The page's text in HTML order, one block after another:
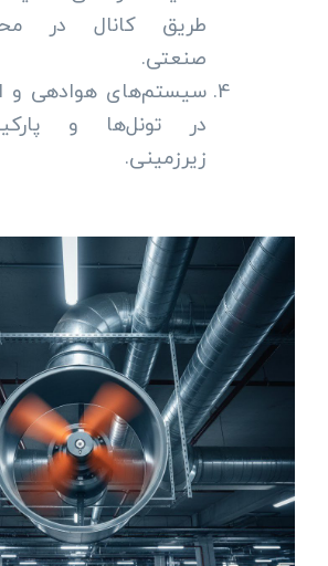
طریق کانال در
صنعتی.
سیستم‌های هوادهی و
در تونل‌ها و
زیرزمینی.